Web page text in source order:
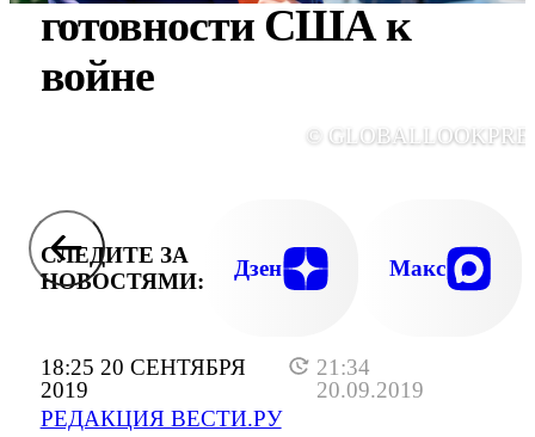
18:25 20 СЕНТЯБРЯ
2019
21:34
20.09.2019
РЕДАКЦИЯ ВЕСТИ.РУ
готовности США к
войне
©
СЛЕДИТЕ ЗА
НОВОСТЯМИ:
Дзен Макс